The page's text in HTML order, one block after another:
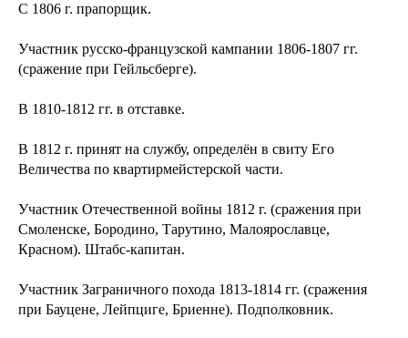
С 1806 г. прапорщик.
Участник русско-французской кампании 1806-1807 гг.
(сражение при Гейльсберге).
В 1810-1812 гг. в отставке.
В 1812 г. принят на службу, определён в свиту Его
Величества по квартирмейстерской части.
Участник Отечественной войны 1812 г. (сражения при
Смоленске, Бородино, Тарутино, Малоярославце,
Красном). Штабс-капитан.
Участник Заграничного похода 1813-1814 гг. (сражения
при Бауцене, Лейпциге, Бриенне). Подполковник.